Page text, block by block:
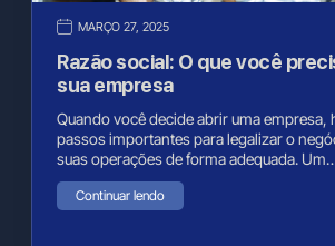
MARÇO 27, 2025
Razão social: O que você
sua empresa
Quando você decide abrir uma empresa,
passos importantes para legalizar o
suas operações de forma adequada.
Continuar lendo